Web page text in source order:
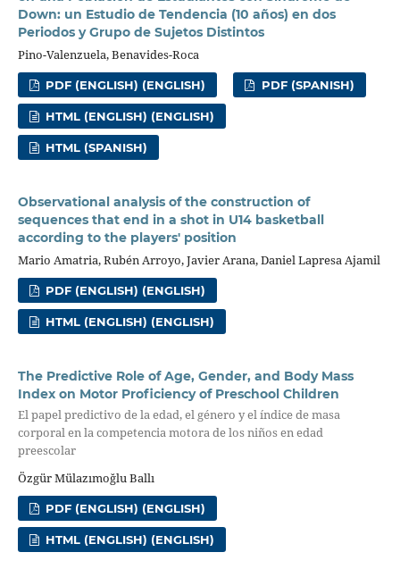
Down: un Estudio de Tendencia (10 años) en dos
Periodos y Grupo de Sujetos Distintos
Pino-Valenzuela, Benavides-Roca
PDF (ENGLISH) (ENGLISH) PDF (SPANISH)
HTML (ENGLISH) (ENGLISH)
HTML (SPANISH)
Observational analysis of the construction of
sequences that end in a shot in U14 basketball
according to the players' position
Mario Amatria, Rubén Arroyo, Javier Arana, Daniel Lapresa Ajamil
PDF (ENGLISH) (ENGLISH)
HTML (ENGLISH) (ENGLISH)
The Predictive Role of Age, Gender, and Body Mass
Index on Motor Proficiency of Preschool Children
El papel predictivo de la edad, el género y el índice de masa
corporal en la competencia motora de los niños en edad
preescolar
Özgür Mülazımoğlu Ballı
PDF (ENGLISH) (ENGLISH)
HTML (ENGLISH) (ENGLISH)